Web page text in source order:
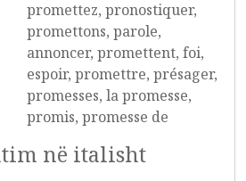
promettez, pronostiquer,
promettons, parole,
annoncer, promettent, foi,
espoir, promettre, présager,
promesses, la promesse,
promis, promesse de
në italisht